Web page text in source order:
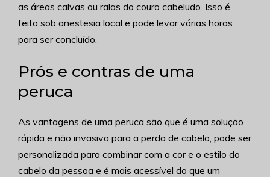
as áreas calvas ou ralas do couro cabeludo. Isso é
feito sob anestesia local e pode levar várias horas
para ser concluído.
Prós e contras de uma
peruca
As vantagens de uma peruca são que é uma solução
rápida e não invasiva para a perda de cabelo, pode ser
personalizada para combinar com a cor e o estilo do
cabelo da pessoa e é mais acessível do que um